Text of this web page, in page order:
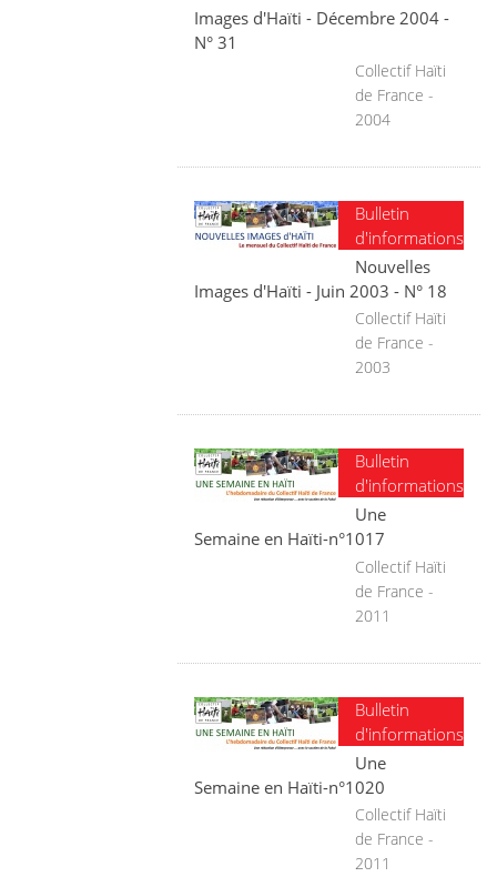
Images d'Haïti - Décembre 2004 -
N° 31
Collectif Haïti
de France -
2004
Bulletin
d'informations
Nouvelles
Images d'Haïti - Juin 2003 - N° 18
Collectif Haïti
de France -
2003
Bulletin
d'informations
Une
Semaine en Haïti-n°1017
Collectif Haïti
de France -
2011
Bulletin
d'informations
Une
Semaine en Haïti-n°1020
Collectif Haïti
de France -
2011